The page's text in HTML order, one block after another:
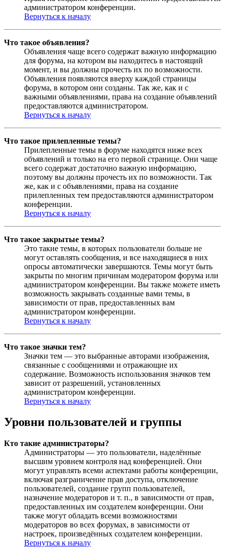
администратором конференции.
Вернуться к началу
Что такое объявления?
Объявления чаще всего содержат важную информацию
для форума, на котором вы находитесь в настоящий
момент, и вы должны прочесть их по возможности.
Объявления появляются вверху каждой страницы
форума, в котором они созданы. Так же, как и с
важными объявлениями, права на создание объявлений
предоставляются администратором.
Вернуться к началу
Что такое прилепленные темы?
Прилепленные темы в форуме находятся ниже всех
объявлений и только на его первой странице. Они чаще
всего содержат достаточно важную информацию,
поэтому вы должны прочесть их по возможности. Так
же, как и с объявлениями, права на создание
прилепленных тем предоставляются администратором
конференции.
Вернуться к началу
Что такое закрытые темы?
Это такие темы, в которых пользователи больше не
могут оставлять сообщения, и все находящиеся в них
опросы автоматически завершаются. Темы могут быть
закрыты по многим причинам модератором форума или
администратором конференции. Вы также можете иметь
возможность закрывать созданные вами темы, в
зависимости от прав, предоставленных вам
администратором конференции.
Вернуться к началу
Что такое значки тем?
Значки тем — это выбранные авторами изображения,
связанные с сообщениями и отражающие их
содержание. Возможность использования значков тем
зависит от разрешений, установленных
администратором конференции.
Вернуться к началу
Уровни пользователей и группы
Кто такие администраторы?
Администраторы — это пользователи, наделённые
высшим уровнем контроля над конференцией. Они
могут управлять всеми аспектами работы конференции,
включая разграничение прав доступа, отключение
пользователей, создание групп пользователей,
назначение модераторов и т. п., в зависимости от прав,
предоставленных им создателем конференции. Они
также могут обладать всеми возможностями
модераторов во всех форумах, в зависимости от
настроек, произведённых создателем конференции.
Вернуться к началу